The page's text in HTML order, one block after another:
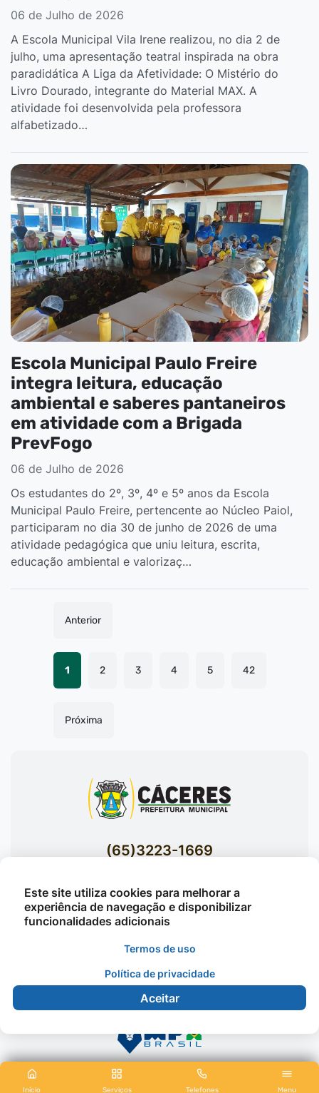
Início Serviços Telefones Menu
06 de Julho de 2026
A Escola Municipal Vila Irene realizou, no dia 2 de
julho, uma apresentação teatral inspirada na obra
paradidática A Liga da Afetividade: O Mistério do
Livro Dourado, integrante do Material MAX. A
atividade foi desenvolvida pela professora
alfabetizado…
Escola Municipal Paulo Freire
integra leitura, educação
ambiental e saberes pantaneiros
em atividade com a Brigada
PrevFogo
06 de Julho de 2026
Os estudantes do 2º, 3º, 4º e 5º anos da Escola
Municipal Paulo Freire, pertencente ao Núcleo Paiol,
participaram no dia 30 de junho de 2026 de uma
atividade pedagógica que uniu leitura, escrita,
educação ambiental e valorizaç…
Anterior
1 2 3 4 5 42
Próxima
(65)3223-1669
Acessar E-mails Institucionais
Av. Brasil nº 119 Bairro Jardim Celeste -
©2026 - Prefeitura Municipal de Cáceres - Todos os
direitos reservados
Este site utiliza cookies para melhorar a
experiência de navegação e disponibilizar
funcionalidades adicionais
Termos de uso
Política de privacidade
Aceitar